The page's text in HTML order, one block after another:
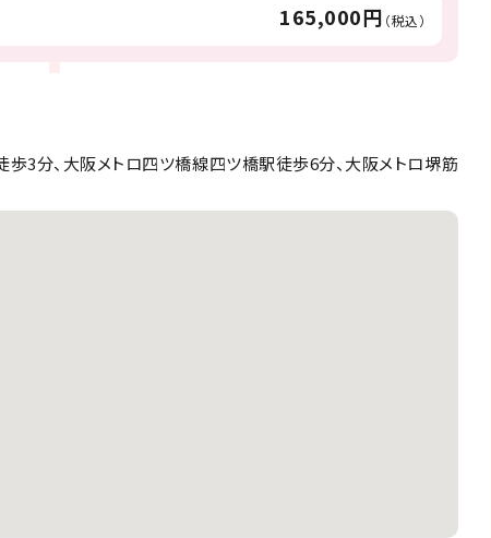
165,000円 （税込）
3分、大阪メトロ四ツ橋線四ツ橋駅徒歩6分、大阪メトロ堺筋